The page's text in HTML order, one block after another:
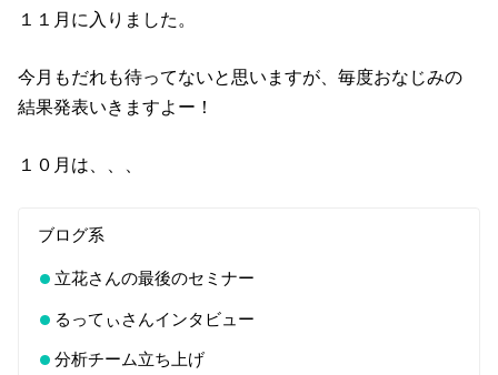
１１月に入りました。
今月もだれも待ってないと思いますが、毎度おなじみの
結果発表いきますよー！
１０月は、、、
ブログ系
立花さんの最後のセミナー
るってぃさんインタビュー
分析チーム立ち上げ